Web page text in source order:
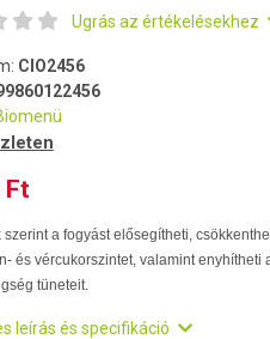
Ugrás az értékelésekhez
CIO2456
Ft
szerint a fogyást elősegítheti,
és vércukorszintet, valamint enyhítheti
tüneteit.
leírás és specifikáció